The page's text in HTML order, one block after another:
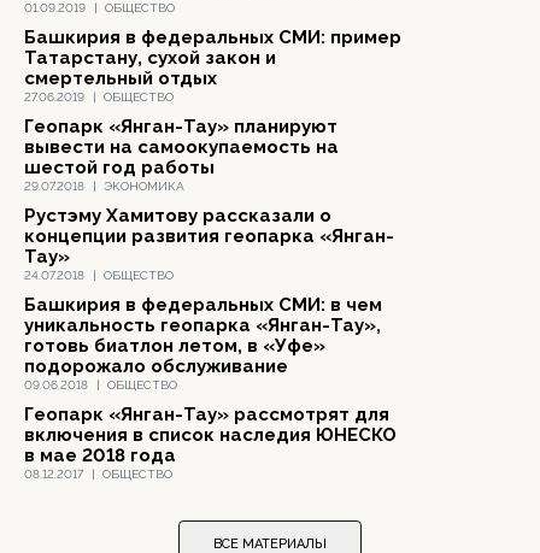
01.09.2019 | ОБЩЕСТВО
27.06.2019 | ОБЩЕСТВО
Башкирия в федеральных СМИ: пример
Татарстану, сухой закон и
смертельный отдых
29.07.2018 | ЭКОНОМИКА
Геопарк «Янган-Тау» планируют
вывести на самоокупаемость на
шестой год работы
24.07.2018 | ОБЩЕСТВО
Рустэму Хамитову рассказали о
концепции развития геопарка «Янган-
Тау»
09.06.2018 | ОБЩЕСТВО
Башкирия в федеральных СМИ: в чем
уникальность геопарка «Янган-Тау»,
готовь биатлон летом, в «Уфе»
подорожало обслуживание
08.12.2017 | ОБЩЕСТВО
Геопарк «Янган-Тау» рассмотрят для
включения в список наследия ЮНЕСКО
в мае 2018 года
ВСЕ МАТЕРИАЛЫ